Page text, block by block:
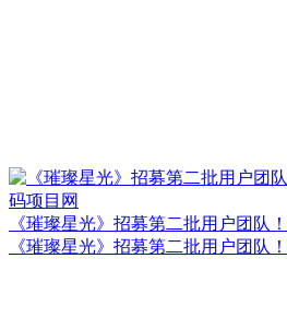
《璀璨星光》招募第二批用户团队
《璀璨星光》招募第二批用户团队